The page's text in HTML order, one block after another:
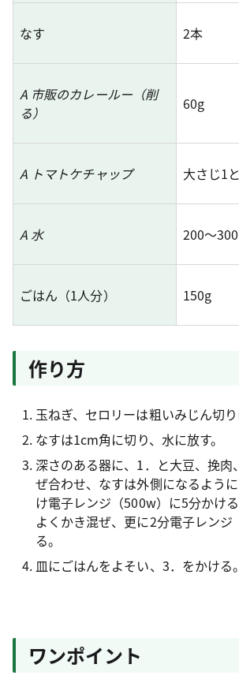
なす 2本
A 市販のカレールー（削
る）
60g
A トマトケチャップ 大さじ1
A 水 200～
ごはん（1人分） 150g
作り方
玉ねぎ、セロリーは粗いみじん切り
なすは1cm角に切り、水に放す。
深さのある器に、1．と大豆、挽肉
ぜ合わせ、なすは外側になるよう
け電子レンジ（500w）に5分かける
よくかき混ぜ、更に2分電子レン
る。
皿にごはんをよそい、3．をかける。
ワンポイント